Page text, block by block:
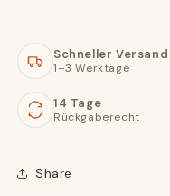
Schneller Versand
1–3 Werktage
14 Tage
Rückgaberecht
Share